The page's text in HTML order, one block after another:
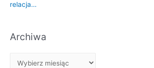
relacja…
Archiwa